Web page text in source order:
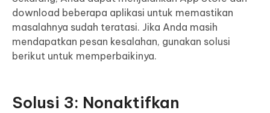
download beberapa aplikasi untuk memastikan
masalahnya sudah teratasi. Jika Anda masih
mendapatkan pesan kesalahan, gunakan solusi
berikut untuk memperbaikinya.
Solusi 3: Nonaktifkan